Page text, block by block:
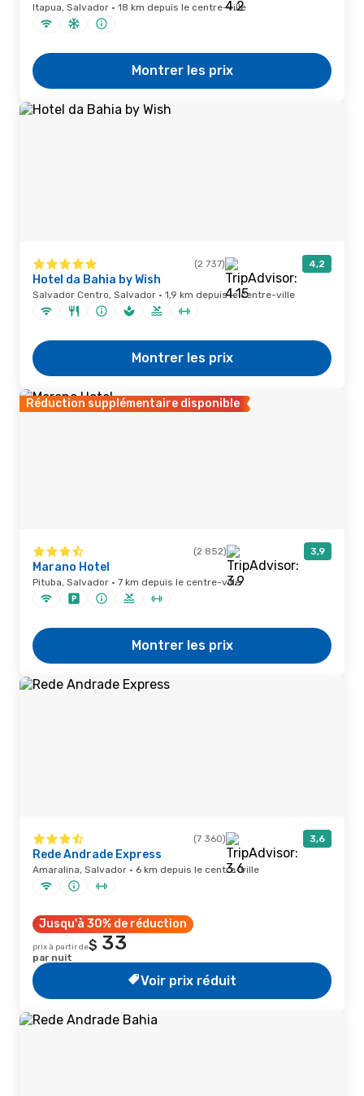
Itapua, Salvador · 18 km depuis le centre-ville
Montrer les prix
(2 737) 4,2
Hotel da Bahia by Wish
Salvador Centro, Salvador · 1,9 km depuis le centre-ville
Montrer les prix
Réduction supplémentaire disponible
(2 852) 3,9
Marano Hotel
Pituba, Salvador · 7 km depuis le centre-ville
Montrer les prix
(7 360) 3,6
Rede Andrade Express
Amaralina, Salvador · 6 km depuis le centre-ville
Jusqu'à 30% de réduction
prix à partir de$ 33
par nuit
Voir prix réduit